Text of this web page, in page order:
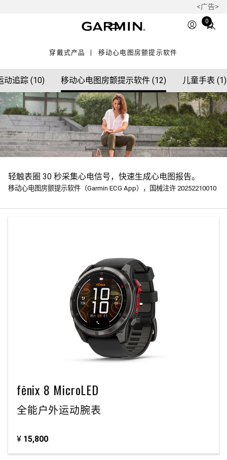
<广告>
0
Total
0
穿戴式产品 移动心电图房颤提示软件
动追踪 (10) 移动心电图房颤提示软件 (12) 儿童手表 (1)
轻触表圈 30 秒采集心电信号，快速生成心电图报告。
移动心电图房颤提示软件（Garmin ECG App），国械注许 20252210010
fēnix 8 MicroLED
全能户外运动腕表
¥ 15,800